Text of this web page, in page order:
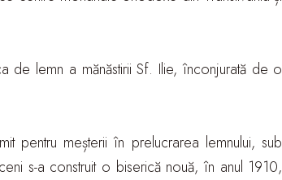
de lemn a mănăstirii Sf. Ilie, înconjurată de o
pentru meșterii în prelucrarea lemnului, sub
s-a construit o biserică nouă, în anul 1910,